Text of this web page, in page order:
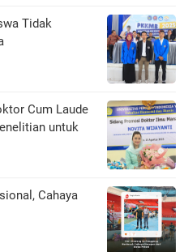
Tidak
Cum Laude
untuk
Cahaya